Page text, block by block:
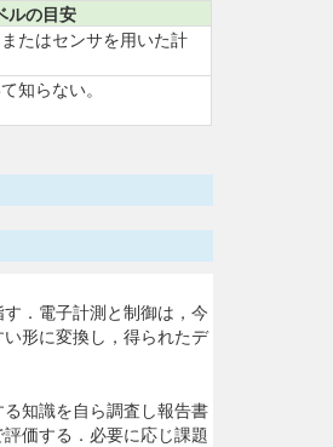
ルの目安
たはセンサを用いた計
知らない。
．電子計測と制御は，今
形に変換し，得られたデ
知識を自ら調査し報告書
価する．必要に応じ課題